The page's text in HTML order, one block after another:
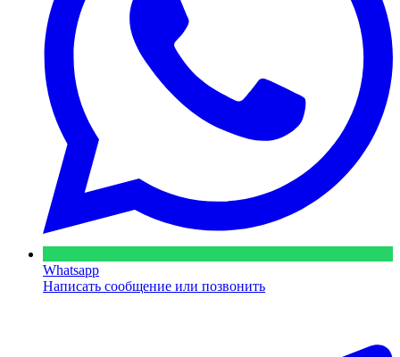
Whatsapp
Написать сообщение или позвонить